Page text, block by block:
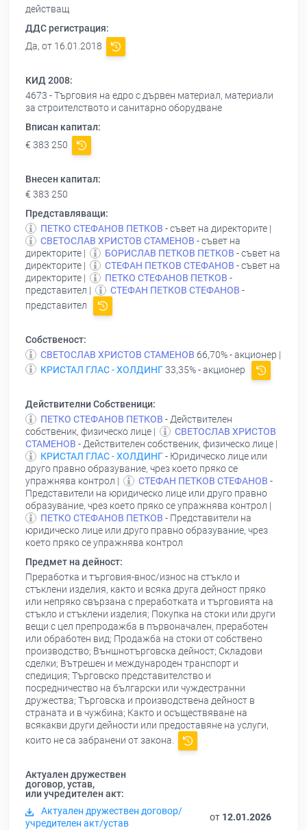
действащ
ДДС регистрация:
Да, от 16.01.2018
КИД 2008:
4673 - Търговия на едро с дървен материал, материали
за строителството и санитарно оборудване
Вписан капитал:
€ 383 250
Внесен капитал:
€ 383 250
Представляващи:
ПЕТКО СТЕФАНОВ ПЕТКОВ - съвет на директорите |
СВЕТОСЛАВ ХРИСТОВ СТАМЕНОВ - съвет на
директорите |
БОРИСЛАВ ПЕТКОВ ПЕТКОВ - съвет на
директорите |
СТЕФАН ПЕТКОВ СТЕФАНОВ - съвет на
директорите |
ПЕТКО СТЕФАНОВ ПЕТКОВ -
представител |
СТЕФАН ПЕТКОВ СТЕФАНОВ -
представител
Собственост:
СВЕТОСЛАВ ХРИСТОВ СТАМЕНОВ 66,70% - акционер |
КРИСТАЛ ГЛАС - ХОЛДИНГ33,35% - акционер
Действителни Собственици:
ПЕТКО СТЕФАНОВ ПЕТКОВ - Действителен
собственик, физическо лице |
СВЕТОСЛАВ ХРИСТОВ
СТАМЕНОВ - Действителен собственик, физическо лице |
КРИСТАЛ ГЛАС - ХОЛДИНГ- Юридическо лице или
друго правно образувание, чрез което пряко се
упражнява контрол |
СТЕФАН ПЕТКОВ СТЕФАНОВ -
Представители на юридическо лице или друго правно
образувание, чрез което пряко се упражнява контрол |
ПЕТКО СТЕФАНОВ ПЕТКОВ - Представители на
юридическо лице или друго правно образувание, чрез
което пряко се упражнява контрол
Предмет на дейност:
Преработка и търговия-внос/износ на стъкло и
стъклени изделия, както и всяка друга дейност пряко
или непряко свързана с преработката и търговията на
стъкло и стъклени изделия; Покупка на стоки или други
вещи с цел препродажба в първоначален, преработен
или обработен вид; Продажба на стоки от собствено
производство; Външнотърговска дейност; Складови
сделки; Вътрешен и международен транспорт и
спедиция; Търговско представителство и
посредничество на български или чуждестранни
дружества; Търговска и производствена дейност в
страната и в чужбина; Както и осъществяване на
всякакви други дейности или предоставяне на услуги,
които не са забранени от закона.
Актуален дружествен
договор, устав,
или учредителен акт:
Актуален дружествен договор/
учредителен акт/устав
от 12.01.2026